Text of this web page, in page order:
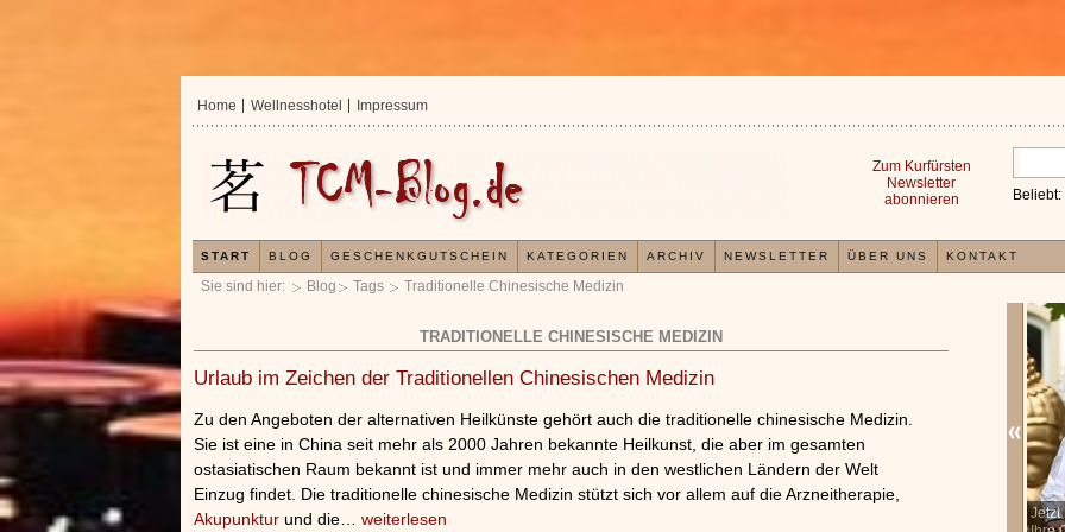
Sie sind hier: Blog Tags Traditionelle Chinesische Medizin
TRADITIONELLE CHINESISCHE MEDIZIN
Urlaub im Zeichen der Traditionellen Chinesischen Medizin
Zu den Angeboten der alternativen Heilkünste gehört auch die traditionelle chinesische Medizin.
Sie ist eine in China seit mehr als 2000 Jahren bekannte Heilkunst, die aber im gesamten
ostasiatischen Raum bekannt ist und immer mehr auch in den westlichen Ländern der Welt
Einzug findet. Die traditionelle chinesische Medizin stützt sich vor allem auf die Arzneitherapie,
Akupunktur und die… weiterlesen
Jetzt
Home Wellnesshotel Impressum
Beliebt:
Zum Kurfürsten
Newsletter
abonnieren
START BLOG GESCHENKGUTSCHEIN KATEGORIEN ARCHIV NEWSLETTER ÜBER UNS KONTAKT